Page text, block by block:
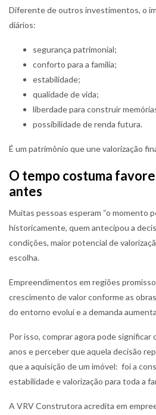
Diferente de outros investimentos, o
diários:
segurança patrimonial;
conforto para a família;
estabilidade;
qualidade de vida;
liberdade para construir
possibilidade de renda futura.
É um patrimônio que une valorização
O tempo costuma
antes
Muitas pessoas esperam “o momento
historicamente, quem antecipou a
condições, maior potencial de
escolha.
Empreendimentos em regiões
crescimento de valor conforme as
do entorno evolui e a demanda
Por isso, comprar agora pode significar
anos e perceber que aquela decisão
que a aquisição de um imóvel: foi a
estabilidade e valorização para toda a
A VRV Construtora acredita em